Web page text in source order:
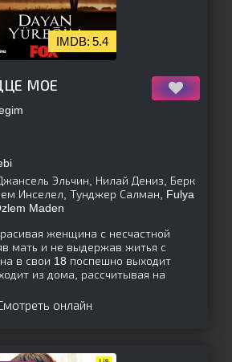
5.4
МОЕ
Эльчин, Нилай Дениз, Берк
Инселел, Тунджер Салман, Fulya
Maden
женщина с несчастной
мать и не выдержав житья с
в свои 18 поспешно выходит
из дома, рассчитывая на
онлайн